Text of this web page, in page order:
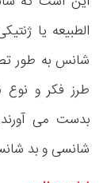
الطبیعه یا
شانس به طور
طرز فکر و نوع
بدست می
شانسی و بد